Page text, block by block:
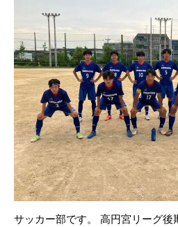
サッカー部です。 高円宮リーグ後